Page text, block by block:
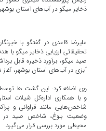
ذخایر میگو در آب‌های استان
علیرضا قاعدی در گفتگو با
تحقیقاتی ارزیابی ذخایر میگو با
صید میگو، برآورد ذخیره قابل
آبزی در آب‌های استان بوشهر،
وی اضافه کرد: این گشت ها
و با همکاری اداره‌کل شیلات
شاخص‌هایی مانند فراوانی و
وضعیت بلوغ، شاخص صید در
محیطی مورد بررسی قرار می‌گیرد.